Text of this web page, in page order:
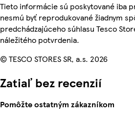
Tieto informácie sú poskytované iba
nesmú byť reprodukované žiadnym
predchádzajúceho súhlasu Tesco
náležitého potvrdenia.
© TESCO STORES SR, a.s. 2026
Zatiaľ bez recenzií
Pomôžte ostatným zákazníkom